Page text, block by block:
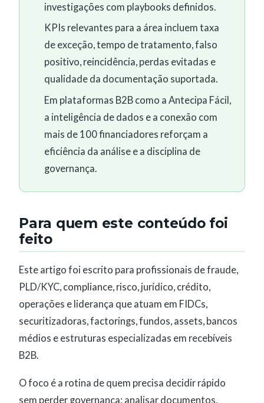
investigações com playbooks definidos.
KPIs relevantes para a área incluem taxa
de exceção, tempo de tratamento, falso
positivo, reincidência, perdas evitadas e
qualidade da documentação suportada.
Em plataformas B2B como a Antecipa Fácil,
a inteligência de dados e a conexão com
mais de 100 financiadores reforçam a
eficiência da análise e a disciplina de
governança.
Para quem este conteúdo foi
feito
Este artigo foi escrito para profissionais de fraude,
PLD/KYC, compliance, risco, jurídico, crédito,
operações e liderança que atuam em FIDCs,
securitizadoras, factorings, fundos, assets, bancos
médios e estruturas especializadas em recebíveis
B2B.
O foco é a rotina de quem precisa decidir rápido
sem perder governança: analisar documentos,